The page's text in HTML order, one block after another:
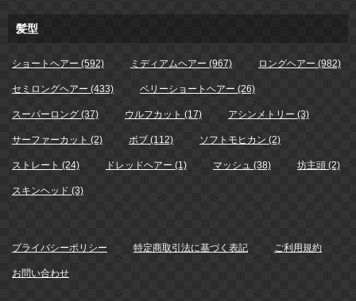
髪型
ショートヘアー (592) ミディアムヘアー (967) ロングヘアー (982)
セミロングヘアー (433) ベリーショートヘアー (26)
スーパーロング (37) ウルフカット (17) アシンメトリー (3)
サーファーカット (2) ボブ (112) ソフトモヒカン (2)
ストレート (24) ドレッドヘアー (1) マッシュ (38) 坊主頭 (2)
スキンヘッド (3)
プライバシーポリシー 特定商取引法に基づく表記 ご利用規約
お問い合わせ